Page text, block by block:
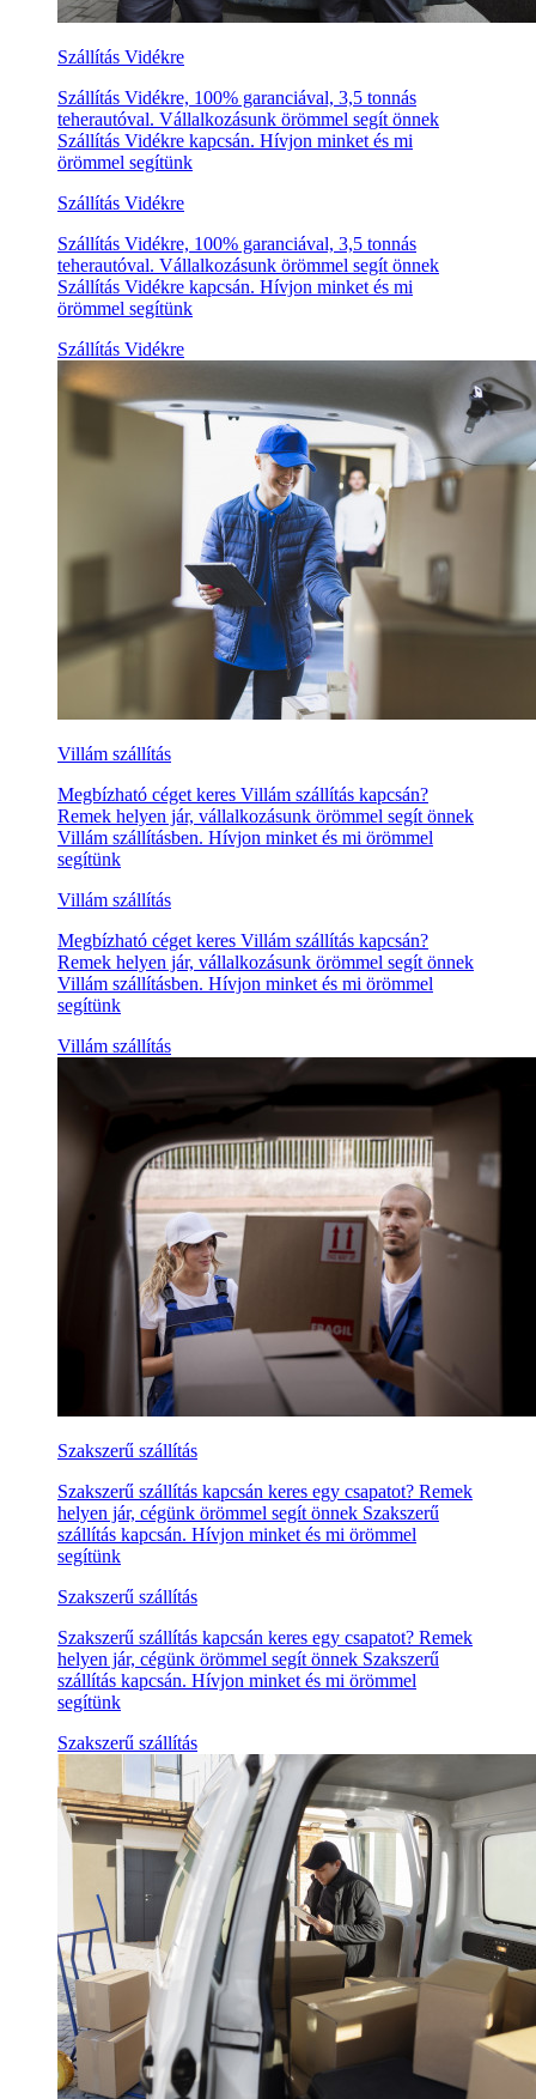
Szállítás Vidékre
Szállítás Vidékre, 100% garanciával, 3,5 tonnás
teherautóval. Vállalkozásunk örömmel segít önnek
Szállítás Vidékre kapcsán. Hívjon minket és mi
örömmel segítünk
Szállítás Vidékre
Szállítás Vidékre, 100% garanciával, 3,5 tonnás
teherautóval. Vállalkozásunk örömmel segít önnek
Szállítás Vidékre kapcsán. Hívjon minket és mi
örömmel segítünk
Szállítás Vidékre
Villám szállítás
Megbízható céget keres Villám szállítás kapcsán?
Remek helyen jár, vállalkozásunk örömmel segít önnek
Villám szállításben. Hívjon minket és mi örömmel
segítünk
Villám szállítás
Megbízható céget keres Villám szállítás kapcsán?
Remek helyen jár, vállalkozásunk örömmel segít önnek
Villám szállításben. Hívjon minket és mi örömmel
segítünk
Villám szállítás
Szakszerű szállítás
Szakszerű szállítás kapcsán keres egy csapatot? Remek
helyen jár, cégünk örömmel segít önnek Szakszerű
szállítás kapcsán. Hívjon minket és mi örömmel
segítünk
Szakszerű szállítás
Szakszerű szállítás kapcsán keres egy csapatot? Remek
helyen jár, cégünk örömmel segít önnek Szakszerű
szállítás kapcsán. Hívjon minket és mi örömmel
segítünk
Szakszerű szállítás